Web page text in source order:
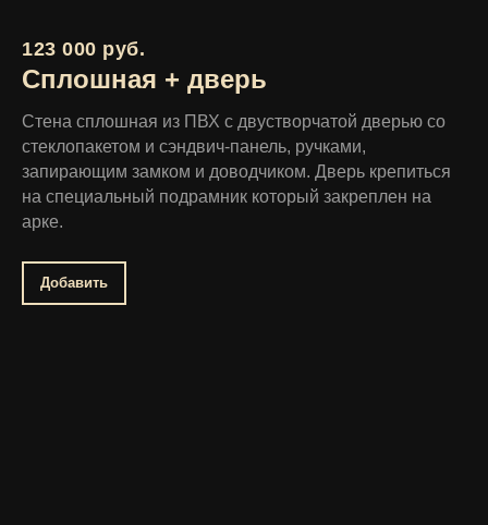
123 000 руб.
Сплошная + дверь
Стена сплошная из ПВХ с двустворчатой дверью со
стеклопакетом и сэндвич-панель, ручками,
запирающим замком и доводчиком. Дверь крепиться
на специальный подрамник который закреплен на
арке.
Добавить